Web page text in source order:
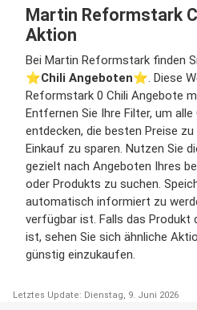
Martin Reformstark
Aktion
Bei Martin Reformstark finden
⭐️Chili Angeboten⭐️. Diese
Reformstark 0 Chili Angebote
Entfernen Sie Ihre Filter, um
entdecken, die besten Preise
Einkauf zu sparen. Nutzen Sie
gezielt nach Angeboten Ihres
oder Produkts zu suchen.
automatisch informiert zu
verfügbar ist. Falls das
ist, sehen Sie sich ähnliche
günstig einzukaufen.
Letztes Update: Dienstag, 9. Juni 2026